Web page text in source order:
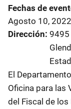
Fechas de
Agosto 10, 2022
Dirección 9495
El
Oficina para las
del Fiscal de